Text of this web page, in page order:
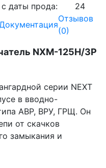
даты прода:
24
Отзывов
(0)
NXM-125H/3Р
серии NEXT
в вводно-
АВР, ВРУ, ГРЩ. Он
от скачков
замыкания и